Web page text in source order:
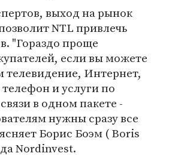
выход на рынок
NTL привлечь
"Гораздо проще
если вы можете
Интернет,
и услуги по
в одном пакете -
нужны сразу все
Борис Боэм ( Boris
Nordinvest.